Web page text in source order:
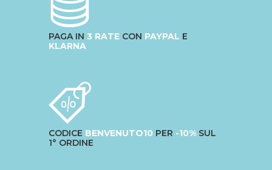
PAGA IN 3 RATE CON PAYPAL E
KLARNA
CODICE BENVENUTO10 PER -10% SUL
1° ORDINE